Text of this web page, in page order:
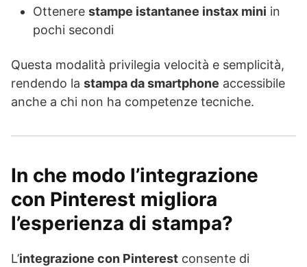
Ottenere stampe istantanee instax mini in
pochi secondi
Questa modalità privilegia velocità e semplicità,
rendendo la stampa da smartphone accessibile
anche a chi non ha competenze tecniche.
In che modo l’integrazione
con Pinterest migliora
l’esperienza di stampa?
L’integrazione con Pinterest consente di